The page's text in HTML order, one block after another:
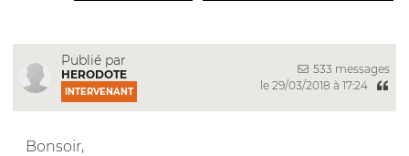
Publié par
HERODOTE
INTERVENANT
533 messages
le 29/03/2018 à 17:24
Bonsoir,